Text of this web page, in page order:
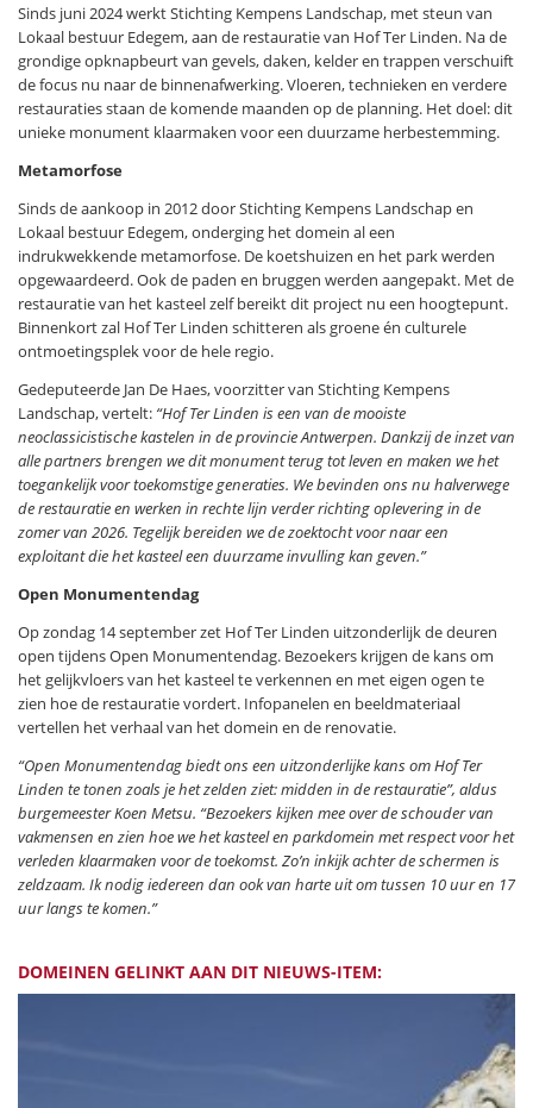
Sinds juni 2024 werkt Stichting Kempens Landschap, met steun van
Lokaal bestuur Edegem, aan de restauratie van Hof Ter Linden. Na de
grondige opknapbeurt van gevels, daken, kelder en trappen verschuift
de focus nu naar de binnenafwerking. Vloeren, technieken en verdere
restauraties staan de komende maanden op de planning. Het doel: dit
unieke monument klaarmaken voor een duurzame herbestemming.
Metamorfose
Sinds de aankoop in 2012 door Stichting Kempens Landschap en
Lokaal bestuur Edegem, onderging het domein al een
indrukwekkende metamorfose. De koetshuizen en het park werden
opgewaardeerd. Ook de paden en bruggen werden aangepakt. Met de
restauratie van het kasteel zelf bereikt dit project nu een hoogtepunt.
Binnenkort zal Hof Ter Linden schitteren als groene én culturele
ontmoetingsplek voor de hele regio.
Gedeputeerde Jan De Haes, voorzitter van Stichting Kempens
Landschap, vertelt: “Hof Ter Linden is een van de mooiste
neoclassicistische kastelen in de provincie Antwerpen. Dankzij de inzet van
alle partners brengen we dit monument terug tot leven en maken we het
toegankelijk voor toekomstige generaties. We bevinden ons nu halverwege
de restauratie en werken in rechte lijn verder richting oplevering in de
zomer van 2026. Tegelijk bereiden we de zoektocht voor naar een
exploitant die het kasteel een duurzame invulling kan geven.”
Open Monumentendag
Op zondag 14 september zet Hof Ter Linden uitzonderlijk de deuren
open tijdens Open Monumentendag. Bezoekers krijgen de kans om
het gelijkvloers van het kasteel te verkennen en met eigen ogen te
zien hoe de restauratie vordert. Infopanelen en beeldmateriaal
vertellen het verhaal van het domein en de renovatie.
“Open Monumentendag biedt ons een uitzonderlijke kans om Hof Ter
Linden te tonen zoals je het zelden ziet: midden in de restauratie”, aldus
burgemeester Koen Metsu. “Bezoekers kijken mee over de schouder van
vakmensen en zien hoe we het kasteel en parkdomein met respect voor het
verleden klaarmaken voor de toekomst. Zo’n inkijk achter de schermen is
zeldzaam. Ik nodig iedereen dan ook van harte uit om tussen 10 uur en 17
uur langs te komen.”
DOMEINEN GELINKT AAN DIT NIEUWS-ITEM: